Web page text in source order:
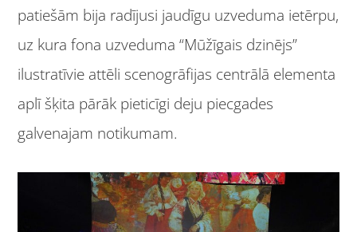
patiešām bija radījusi jaudīgu uzveduma ietērpu,
uz kura fona uzveduma “Mūžīgais dzinējs”
ilustratīvie attēli scenogrāfijas centrālā elementa
aplī šķita pārāk pieticīgi deju piecgades
galvenajam notikumam.